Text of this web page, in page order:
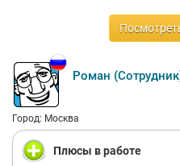
Роман
Город: Москва
Плюсы в работе